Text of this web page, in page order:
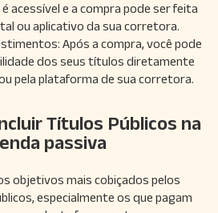
acessível e a compra pode ser feita
ou aplicativo da sua corretora.
Após a compra, você pode
dos seus títulos diretamente
pela plataforma de sua corretora.
Títulos Públicos na
passiva
objetivos mais cobiçados pelos
especialmente os que pagam